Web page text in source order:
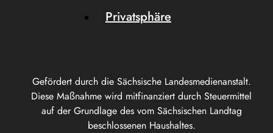
Gefördert durch die Sächsische Landesmedienanstalt.
Diese Maßnahme wird mitfinanziert durch Steuermittel
auf der Grundlage des vom Sächsischen Landtag
beschlossenen Haushaltes.
Privatsphäre